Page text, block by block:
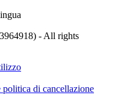
- All rights
di cancellazione